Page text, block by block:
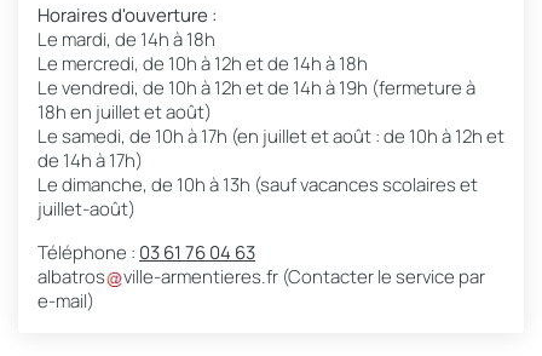
Horaires d'ouverture :
Le mardi, de 14h à 18h
Le mercredi, de 10h à 12h et de 14h à 18h
Le vendredi, de 10h à 12h et de 14h à 19h (fermeture à
18h en juillet et août)
Le samedi, de 10h à 17h (en juillet et août : de 10h à 12h et
de 14h à 17h)
Le dimanche, de 10h à 13h (sauf vacances scolaires et
juillet-août)
Téléphone : 03 61 76 04 63
albatros
ville-armentieres.fr (Contacter le service par
e-mail)